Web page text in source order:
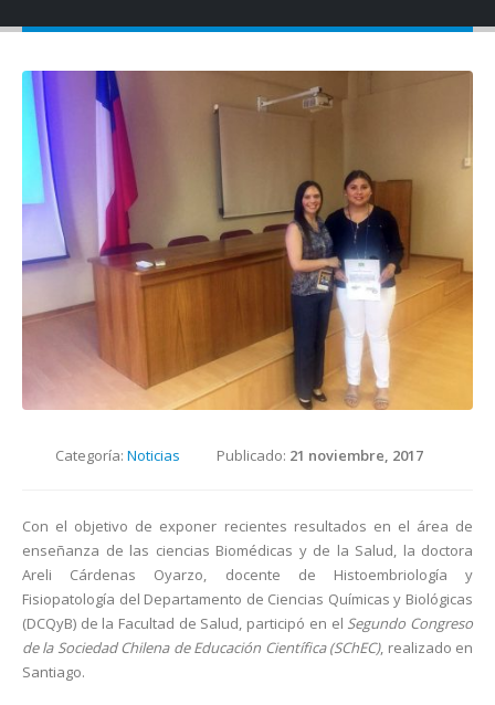
Categoría: Noticias Publicado: 21 noviembre, 2017
Con el objetivo de exponer recientes resultados en el área de
enseñanza de las ciencias Biomédicas y de la Salud, la doctora
Areli Cárdenas Oyarzo, docente de Histoembriología y
Fisiopatología del Departamento de Ciencias Químicas y Biológicas
(DCQyB) de la Facultad de Salud, participó en el Segundo Congreso
de la Sociedad Chilena de Educación Científica (SChEC), realizado en
Santiago.